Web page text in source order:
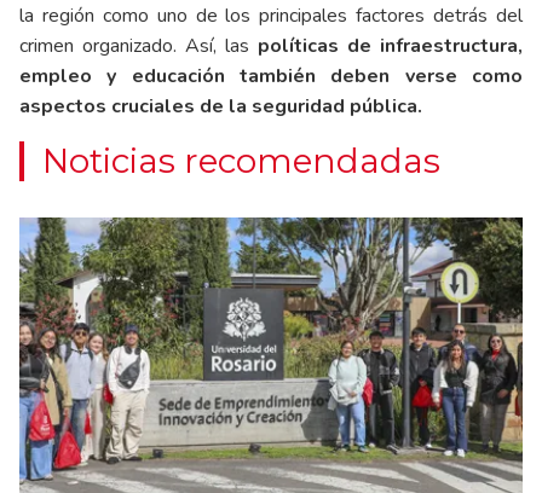
la región como uno de los principales factores detrás del
crimen organizado. Así, las políticas de infraestructura,
empleo y educación también deben verse como
aspectos cruciales de la seguridad pública.
Noticias recomendadas